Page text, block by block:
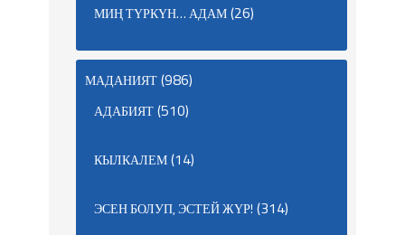
МИҢ ТҮРКҮН… АДАМ(26)
МАДАНИЯТ(986)
АДАБИЯТ(510)
КЫЛКАЛЕМ(14)
ЭСЕН БОЛУП, ЭСТЕЙ ЖҮР! (314)